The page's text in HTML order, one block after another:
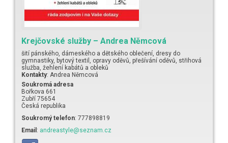
Krejčovské služby – Andrea Němcová
šití pánského, dámeského a dětského oblečení, dresy do
gymnastiky, bytový textil, opravy oděvů, přešívání oděvů, střihová
služba, žehlení kabátů a obleků
Kontakty: Andrea Němcová
Soukromá adresa
Bořkova 661
Zubří 75654
Česká republika
Soukromý telefon: 777898819
Email : andreastyle@seznam.cz